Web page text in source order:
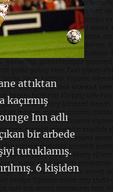
attıktan
kaçırmış
Inn adlı
bir arbede
tutuklamış.
6 kişiden